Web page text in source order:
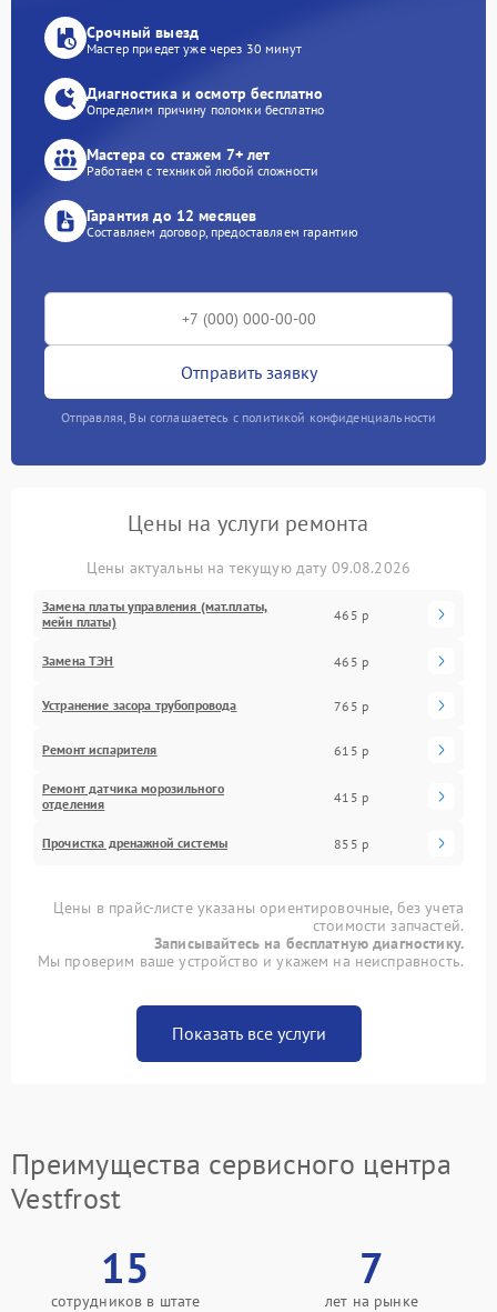
Срочный выезд
Мастер приедет уже через 30 минут
Диагностика и осмотр бесплатно
Определим причину поломки бесплатно
Мастера со стажем 7+ лет
Работаем с техникой любой сложности
Гарантия до 12 месяцев
Составляем договор, предоставляем гарантию
Отправить заявку
Отправляя, Вы соглашаетесь с политикой конфиденциальности
Цены на услуги ремонта
Цены актуальны на текущую дату 09.08.2026
Замена платы управления (мат.платы,
мейн платы)
465 р
Замена ТЭН 465 р
Устранение засора трубопровода 765 р
Ремонт испарителя 615 р
Ремонт датчика морозильного
отделения
415 р
Прочистка дренажной системы 855 р
Цены в прайс-листе указаны ориентировочные, без учета
стоимости запчастей.
Записывайтесь на бесплатную диагностику.
Мы проверим ваше устройство и укажем на неисправность.
Показать все услуги
Преимущества сервисного центра
Vestfrost
15
сотрудников в штате
7
лет на рынке